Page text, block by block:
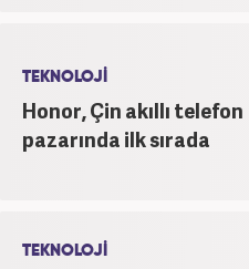
TEKNOLOJİ
Honor, Çin akıllı telefon
pazarında ilk sırada
TEKNOLOJİ